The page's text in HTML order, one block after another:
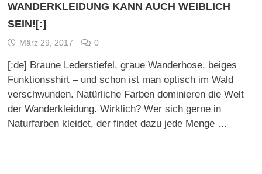
WANDERKLEIDUNG KANN AUCH WEIBLICH
SEIN![:]
März 29, 2017 0
[:de] Braune Lederstiefel, graue Wanderhose, beiges
Funktionsshirt – und schon ist man optisch im Wald
verschwunden. Natürliche Farben dominieren die Welt
der Wanderkleidung. Wirklich? Wer sich gerne in
Naturfarben kleidet, der findet dazu jede Menge …